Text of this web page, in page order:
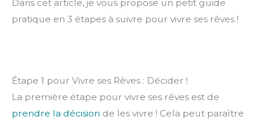
Dans cet article, je vous propose un petit guide
pratique en 3 étapes à suivre pour vivre ses rêves !
Étape 1 pour Vivre ses Rêves : Décider !
La première étape pour vivre ses rêves est de
prendre la décision de les vivre ! Cela peut paraître